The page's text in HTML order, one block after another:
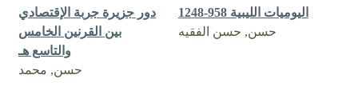
دور جزيرة جربة الإقتصادي
بين القرنين الخامس
والتاسع هـ
حسن, محمد
اليوميات الليبية 958-1248
حسن, حسن الفقيه